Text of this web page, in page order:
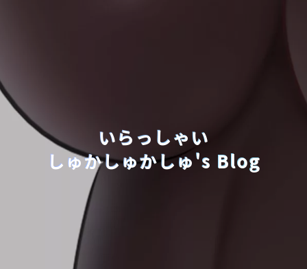
いらっしゃい
しゅかしゅかしゅ's Blog